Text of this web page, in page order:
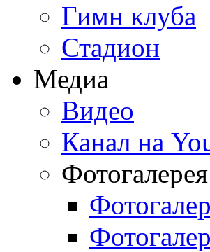
Гимн клуба
Стадион
Медиа
Видео
Канал на
Фотогалерея